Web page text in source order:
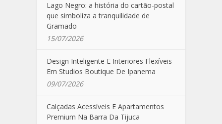
Lago Negro: a história do cartão-postal
que simboliza a tranquilidade de
Gramado
15/07/2026
Design Inteligente E Interiores Flexíveis
Em Studios Boutique De Ipanema
09/07/2026
Calçadas Acessíveis E Apartamentos
Premium Na Barra Da Tijuca